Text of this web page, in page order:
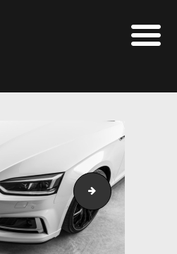
FRANCE